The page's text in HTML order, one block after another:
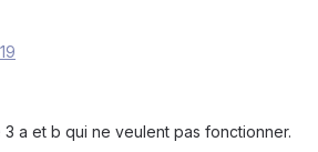
a et b qui ne veulent pas fonctionner.